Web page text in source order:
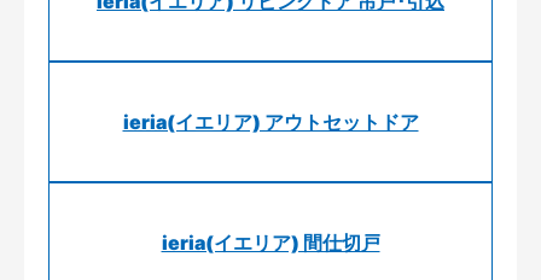
ieria(イエリア) アウトセットドア
ieria(イエリア) 間仕切戸